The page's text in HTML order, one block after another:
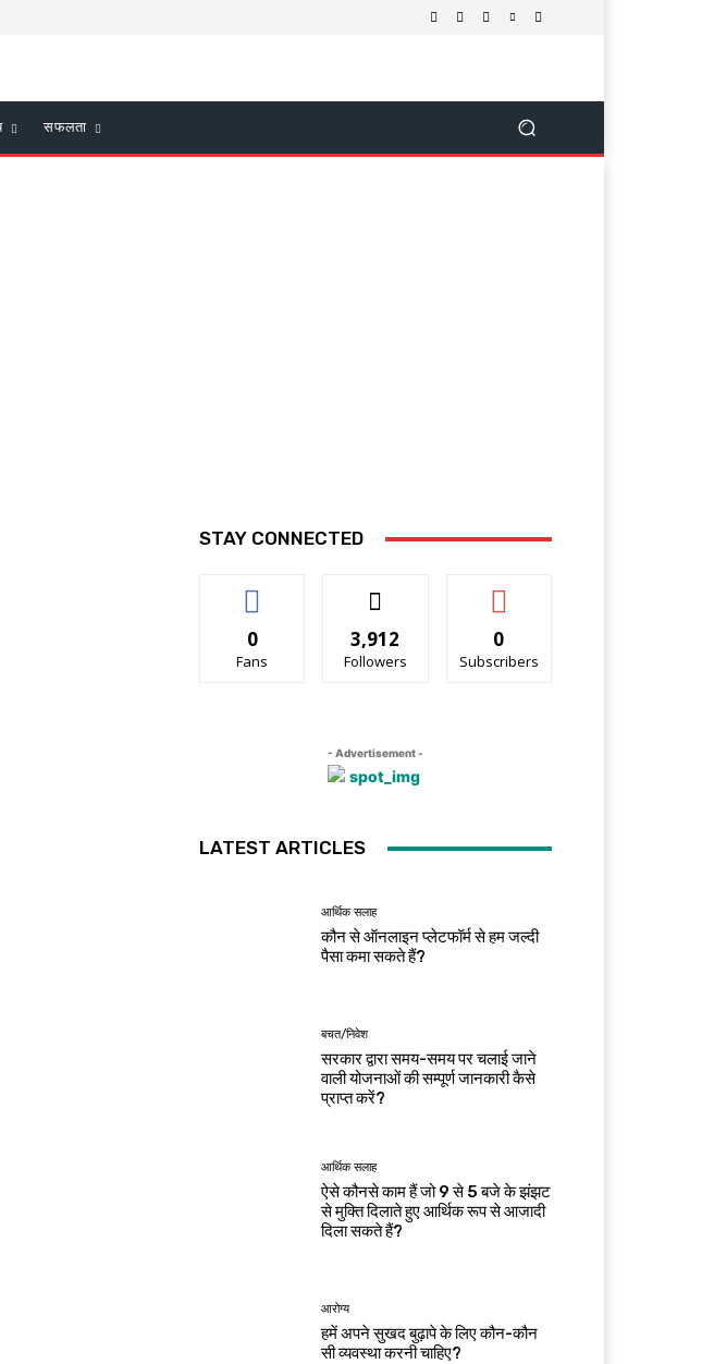
सफलता
STAY CONNECTED
0
Fans
3,912
Followers
0
Subscribers
- Advertisement -
LATEST ARTICLES
आर्थिक सलाह
कौन से ऑनलाइन प्लेटफॉर्म से हम जल्दी
पैसा कमा सकते हैं?
बचत/निवेश
सरकार द्वारा समय-समय पर चलाई जाने
वाली योजनाओं की सम्पूर्ण जानकारी कैसे
प्राप्त करें?
आर्थिक सलाह
ऐसे कौनसे काम हैं जो 9 से 5 बजे के झंझट
से मुक्ति दिलाते हुए आर्थिक रूप से आजादी
दिला सकते हैं?
आरोग्य
हमें अपने सुखद बुढ़ापे के लिए कौन-कौन
सी व्यवस्था करनी चाहिए?